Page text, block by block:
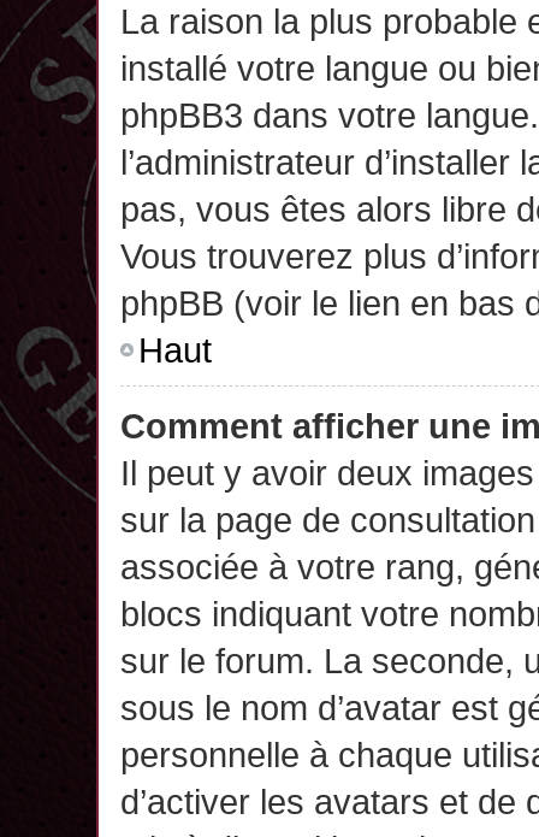
La raison la plus probable
installé votre langue ou
phpBB3 dans votre
l’administrateur d’installer
pas, vous êtes alors libre
Vous trouverez plus
phpBB (voir le lien en bas
Haut
Comment afficher une
Il peut y avoir deux
sur la page de
associée à votre rang,
blocs indiquant votre
sur le forum. La seconde,
sous le nom d’avatar est
personnelle à chaque
d’activer les avatars et de